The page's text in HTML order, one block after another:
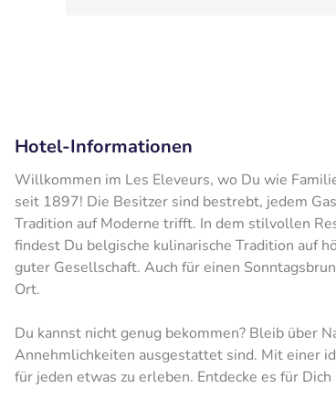
Hotel-Informationen
Willkommen im Les Eleveurs, wo Du wie
seit 1897! Die Besitzer sind bestrebt, jedem
Tradition auf Moderne trifft. In dem stilvollen
findest Du belgische kulinarische Tradition auf
guter Gesellschaft. Auch für einen
Ort.
Du kannst nicht genug bekommen? Bleib über
Annehmlichkeiten ausgestattet sind. Mit einer
für jeden etwas zu erleben. Entdecke es für